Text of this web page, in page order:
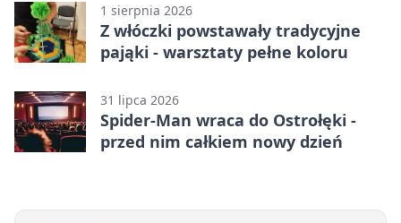
1 sierpnia 2026
Z włóczki powstawały tradycyjne
pająki - warsztaty pełne koloru
31 lipca 2026
Spider-Man wraca do Ostrołęki -
przed nim całkiem nowy dzień